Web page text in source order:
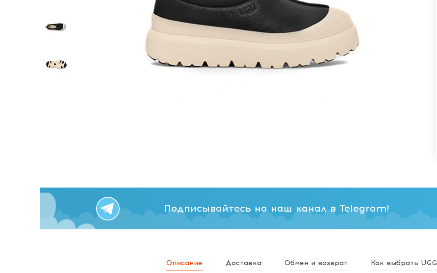
Подписывайтесь на наш канал в Telegram!
Описание Доставка Обмен и возврат Как выбрать UGG